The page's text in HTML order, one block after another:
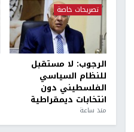
تصريحات خاصة
الرجوب: لا مستقبل
للنظام السياسي
الفلسطيني دون
انتخابات ديمقراطية
منذ ساعة